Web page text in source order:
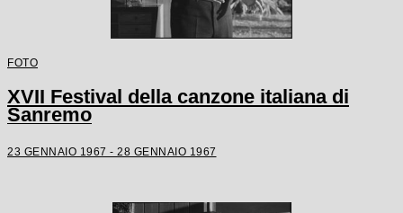
FOTO
XVII Festival della canzone italiana di
Sanremo
23 GENNAIO 1967 - 28 GENNAIO 1967